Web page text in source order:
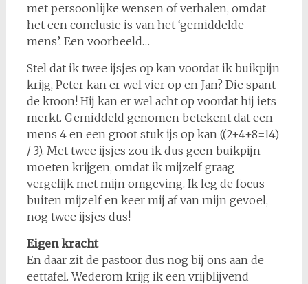
met persoonlijke wensen of verhalen, omdat
het een conclusie is van het ‘gemiddelde
mens’. Een voorbeeld…
Stel dat ik twee ijsjes op kan voordat ik buikpijn
krijg, Peter kan er wel vier op en Jan? Die spant
de kroon! Hij kan er wel acht op voordat hij iets
merkt. Gemiddeld genomen betekent dat een
mens 4 en een groot stuk ijs op kan ((2+4+8=14)
/ 3). Met twee ijsjes zou ik dus geen buikpijn
moeten krijgen, omdat ik mijzelf graag
vergelijk met mijn omgeving. Ik leg de focus
buiten mijzelf en keer mij af van mijn gevoel,
nog twee ijsjes dus!
Eigen kracht
En daar zit de pastoor dus nog bij ons aan de
eettafel. Wederom krijg ik een vrijblijvend